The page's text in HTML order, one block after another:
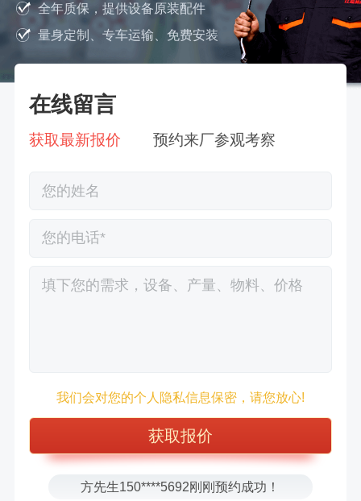
全年质保，提供设备原装配件
量身定制、专车运输、免费安装
在线留言
获取最新报价 预约来厂参观考察
我们会对您的个人隐私信息保密，请您放心!
张先生156****2060刚刚预约成功！
张先生131****7997刚刚预约成功！
方先生150****5692刚刚预约成功！